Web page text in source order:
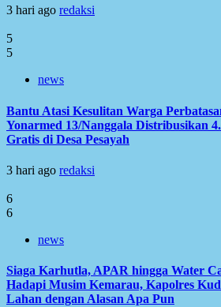
3 hari ago redaksi
5
5
news
Bantu Atasi Kesulitan Warga
Yonarmed 13/Nanggala Distribusikan
Gratis di Desa Pesayah
3 hari ago redaksi
6
6
news
Siaga Karhutla, APAR hingga Water
Hadapi Musim Kemarau, Kapolres
Lahan dengan Alasan Apa Pun